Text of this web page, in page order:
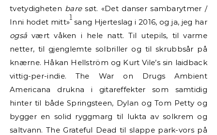
tvetydigheten baresøt. «Det danser sambarytmer /
Inni hodet mitt»
1
sang Hjerteslag i 2016, og ja, jeg har
også vært våken i hele natt. Til utepils, til varme
netter, til gjenglemte solbriller og til skrubbsår på
knærne. Håkan Hellström og Kurt Vile’s sin laidback
vittig-per-indie. The War on Drugs Ambient
Americana drukna i gitareffekter som samtidig
hinter til både Springsteen, Dylan og Tom Petty og
bygger en solid ryggmarg til lukta av solkrem og
saltvann. The Grateful Dead til slappe park-vors på